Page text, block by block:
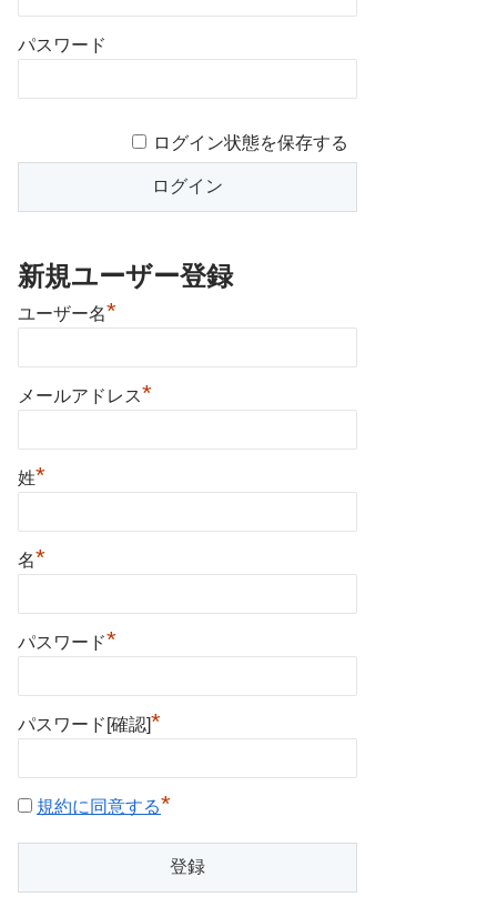
パスワード
ログイン状態を保存する
新規ユーザー登録
ユーザー名*
メールアドレス*
姓*
名*
パスワード*
パスワード[確認]*
規約に同意する*